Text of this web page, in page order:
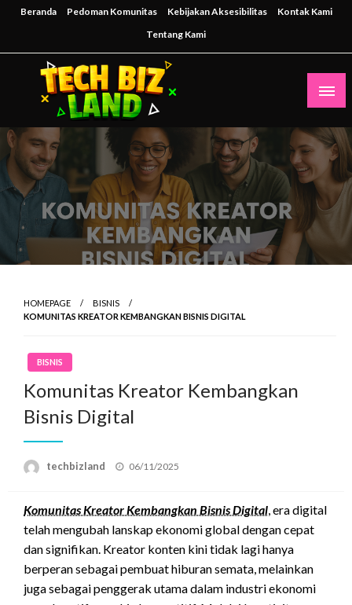
SkipBeranda Pedoman Komunitas Kebijakan Aksesibilitas
Kontak Kami
Tentang Kami
techbizland
Inspirasi Teknologi untuk Masa Depan Bisnis
HOMEPAGE
BISNIS
KOMUNITAS KREATOR KEMBANGKAN BISNIS DIGITAL
BISNIS
Komunitas Kreator Kembangkan
Bisnis Digital
techbizland
Posted
06/11/2025
Komunitas Kreator Kembangkan Bisnis Digital , era digital
telah mengubah lanskap ekonomi global dengan cepat
dan signifikan. Kreator konten kini tidak lagi hanya
berperan sebagai pembuat hiburan semata, melainkan
juga sebagai penggerak utama dalam industri ekonomi